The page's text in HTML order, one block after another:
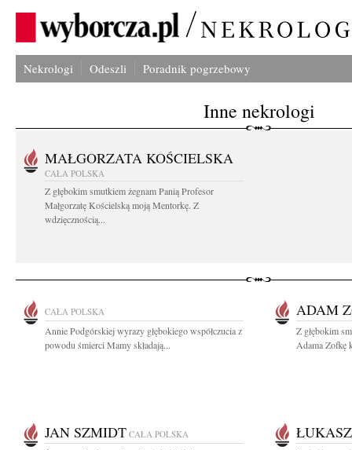
Nekrologi Odeszli Poradnik pogrzebowy
Inne nekrologi
MAŁGORZATA KOŚCIELSKA
CAŁA POLSKA
Z głębokim smutkiem żegnam Panią Profesor
Małgorzatę Kościelską moją Mentorkę. Z
wdzięcznością...
CAŁA POLSKA
Annie Podgórskiej wyrazy głębokiego współczucia z
powodu śmierci Mamy składają...
ADAM
Z głębokim
Adama Zofkę
JAN SZMIDT CAŁA POLSKA